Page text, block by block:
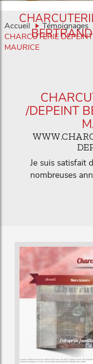
Accueil
Témoignages
CHARCUTERIE
MAURICE
/DEPEINT
Je suis satisfait
nombreuses